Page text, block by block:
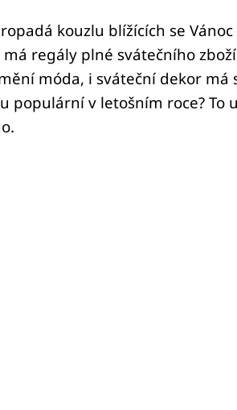
kouzlu blížících se
regály plné svátečního
móda, i sváteční dekor má
populární v letošním roce? To